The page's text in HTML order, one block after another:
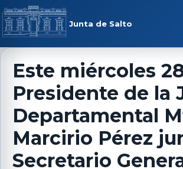
Saltar al contenido
Junta de Salto
menú
Este miércoles
Presidente de la
Departamental
Marcirio Pérez
Secretario